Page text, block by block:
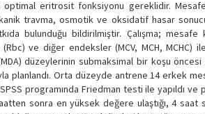
eritrosit fonksiyonu gereklidir.
travma, osmotik ve oksidatif hasar
bulunduğu bildirilmiştir. Çalışma; mesafe
ve diğer endeksler (MCV, MCH,
düzeylerinin submaksimal bir koşu
Orta düzeyde antrene 14 erkek
programında Friedman testi ile yapıldı
sonra en yüksek değere ulaştığı, 4